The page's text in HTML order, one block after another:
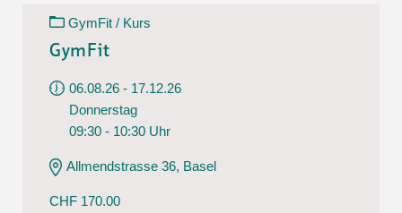
GymFit / Kurs
GymFit
06.08.26 - 17.12.26
Donnerstag
09:30 - 10:30 Uhr
Allmendstrasse 36, Basel
CHF 170.00